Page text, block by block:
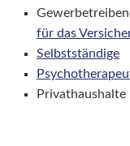
für das
Selbstständige
Privathaushalte